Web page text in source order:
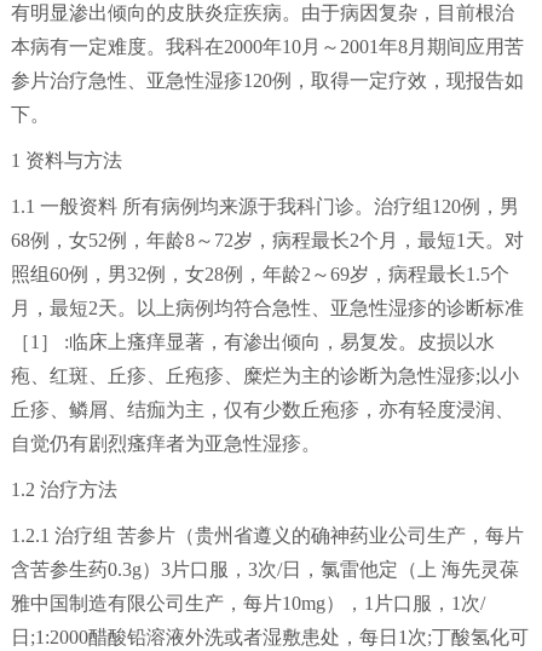
有明显渗出倾向的皮肤炎症疾病。由于病因复杂，目前根治
本病有一定难度。我科在2000年10月～2001年8月期间应用苦
参片治疗急性、亚急性湿疹120例，取得一定疗效，现报告如
下。
1 资料与方法
1.1 一般资料 所有病例均来源于我科门诊。治疗组120例，男
68例，女52例，年龄8～72岁，病程最长2个月，最短1天。对
照组60例，男32例，女28例，年龄2～69岁，病程最长1.5个
月，最短2天。以上病例均符合急性、亚急性湿疹的诊断标准
［1］ :临床上瘙痒显著，有渗出倾向，易复发。皮损以水
疱、红斑、丘疹、丘疱疹、糜烂为主的诊断为急性湿疹;以小
丘疹、鳞屑、结痂为主，仅有少数丘疱疹，亦有轻度浸润、
自觉仍有剧烈瘙痒者为亚急性湿疹。
1.2 治疗方法
1.2.1 治疗组 苦参片（贵州省遵义的确神药业公司生产，每片
含苦参生药0.3g）3片口服，3次/日，氯雷他定（上 海先灵葆
雅中国制造有限公司生产，每片10mg），1片口服，1次/
日;1:2000醋酸铅溶液外洗或者湿敷患处，每日1次;丁酸氢化可